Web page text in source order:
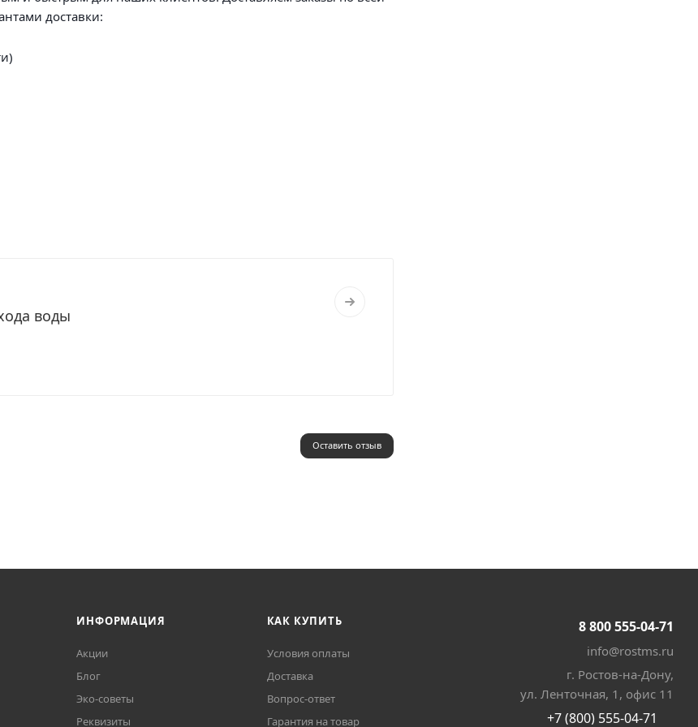
доставки:
воды
Оставить отзыв
ИНФОРМАЦИЯ
Акции
Блог
Эко-советы
Реквизиты
КАК КУПИТЬ
Условия оплаты
Доставка
Вопрос-ответ
Гарантия на товар
8 800 555-04-71
info@rostms.ru
г. Ростов-на-Дону,
ул. Ленточная, 1, офис 11
+7 (800) 555-04-71